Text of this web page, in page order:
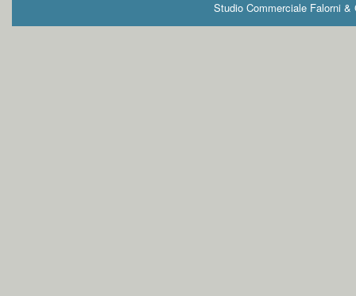
Studio Commerciale Falorni